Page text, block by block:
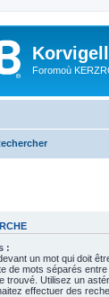
Foromoù
:
un mot qui doit
de mots séparés
trouvé. Utilisez un
effectuer des